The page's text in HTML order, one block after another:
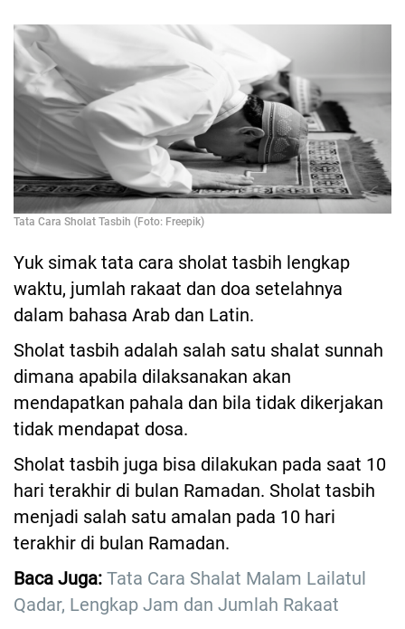
Tata Cara Sholat Tasbih (Foto: Freepik)
Yuk simak tata cara sholat tasbih lengkap
waktu, jumlah rakaat dan doa setelahnya
dalam bahasa Arab dan Latin.
Sholat tasbih adalah salah satu shalat sunnah
dimana apabila dilaksanakan akan
mendapatkan pahala dan bila tidak dikerjakan
tidak mendapat dosa.
Sholat tasbih juga bisa dilakukan pada saat 10
hari terakhir di bulan Ramadan. Sholat tasbih
menjadi salah satu amalan pada 10 hari
terakhir di bulan Ramadan.
Baca Juga: Tata Cara Shalat Malam Lailatul
Qadar, Lengkap Jam dan Jumlah Rakaat